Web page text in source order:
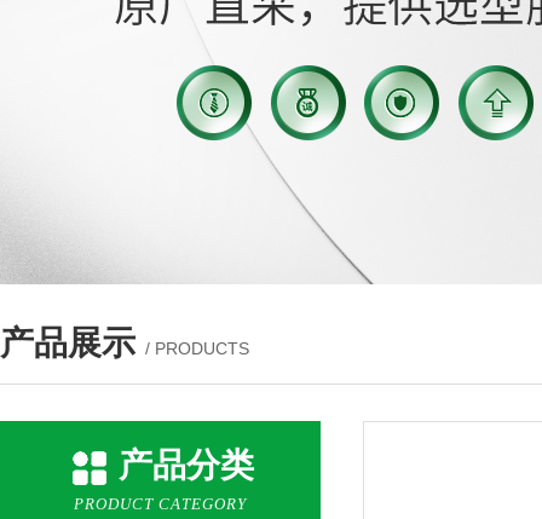
产品展示 / PRODUCTS
产品分类
PRODUCT CATEGORY